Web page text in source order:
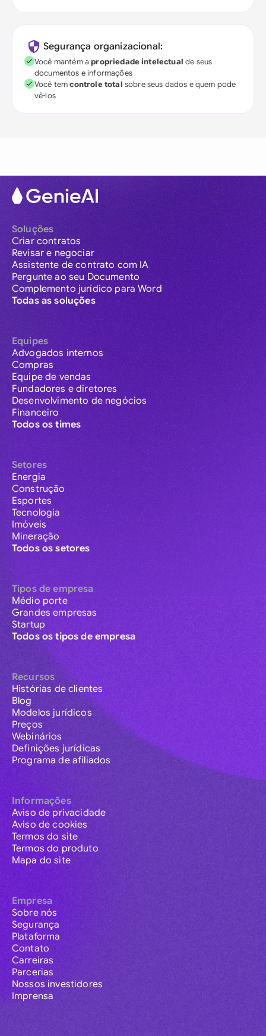
Segurança organizacional:
Você mantém apropriedade intelectual de seus
documentos e informações
Você temcontrole total sobre seus dados e quem pode
vê-los
Soluções
Criar contratos
Revisar e negociar
Assistente de contrato com IA
Pergunte ao seu Documento
Complemento jurídico para Word
Todas as soluções
Equipes
Advogados internos
Compras
Equipe de vendas
Fundadores e diretores
Desenvolvimento de negócios
Financeiro
Todos os times
Setores
Energia
Construção
Esportes
Tecnologia
Imóveis
Mineração
Todos os setores
Tipos de empresa
Médio porte
Grandes empresas
Startup
Todos os tipos de empresa
Recursos
Histórias de clientes
Blog
Modelos jurídicos
Preços
Webinários
Definições jurídicas
Programa de afiliados
Informações
Aviso de privacidade
Aviso de cookies
Termos do site
Termos do produto
Mapa do site
Empresa
Sobre nós
Segurança
Plataforma
Contato
Carreiras
Parcerias
Nossos investidores
Imprensa